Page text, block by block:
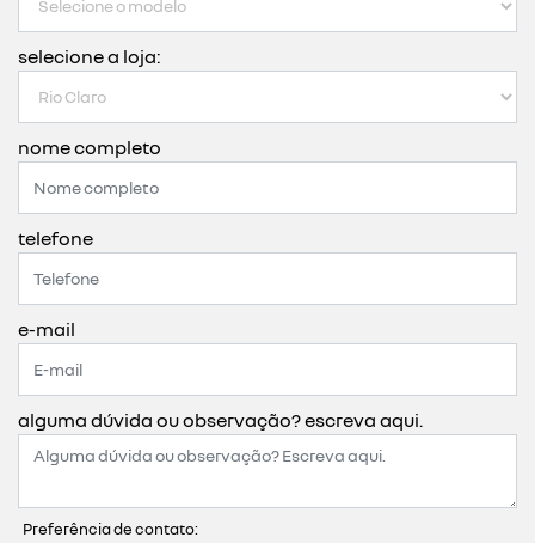
selecione a loja:
nome completo
telefone
e-mail
alguma dúvida ou observação? escreva aqui.
Preferência de contato: